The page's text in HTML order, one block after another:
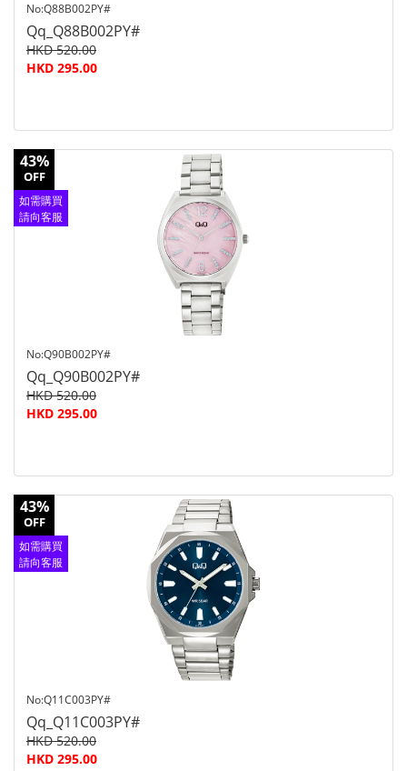
No:Q88B002PY#
Qq_Q88B002PY#
HKD 520.00
HKD 295.00
43%
OFF
如需購買
請向客服
No:Q90B002PY#
Qq_Q90B002PY#
HKD 520.00
HKD 295.00
43%
OFF
如需購買
請向客服
No:Q11C003PY#
Qq_Q11C003PY#
HKD 520.00
HKD 295.00